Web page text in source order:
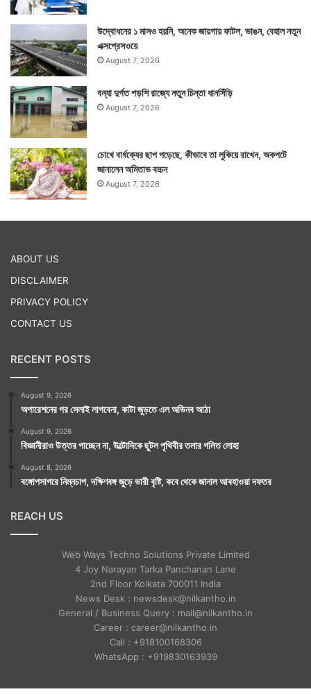
উদ্বোধনের ১ মাসও হয়নি, অনেক জায়গায় ফাটল, ভাঙন, বেহাল নতুন
এক্সপ্রেসওয়ে
August 7, 2026
বন্যা দুর্গত পড়শি রাজ্যে নতুন চিন্তা ধানসিঁড়ি
August 7, 2026
চোখে বার্ধক্যের ছাপ পড়েছে, কীভাবে তা লুকিয়ে রাখেন, অকপটে
জানালেন অমিতাভ বচ্চন
August 7, 2026
ABOUT US
DISCLAIMER
PRIVACY POLICY
CONTACT US
RECENT POSTS
August 9, 2026
অপারেশনের পর সেলাই লাগবেনা, কাটা জুড়তে এল অভিনব আঠা
August 9, 2026
বিজ্ঞানীরাও উত্তর পাচ্ছেন না, উল্টোদিকে ছুটল পৃথিবীর তলার গলিত লোহা
August 8, 2026
বঙ্গোপসাগরে নিম্নচাপ, দক্ষিণবঙ্গ জুড়ে ভারী বৃষ্টি, কবে থেকে জানাল আবহাওয়া দফতর
REACH US
Web Ways Techno Solutions Private Limited
4 Joy Narayan Tarka Panchanan Lane
2nd Floor Kolkata 700011 India
News Desk : newsdesk@nilkantho.in
General / Business Query : mail@nilkantho.in
Career : career@nilkantho.in
Call : +918100168306
WhatsApp : +919830163939